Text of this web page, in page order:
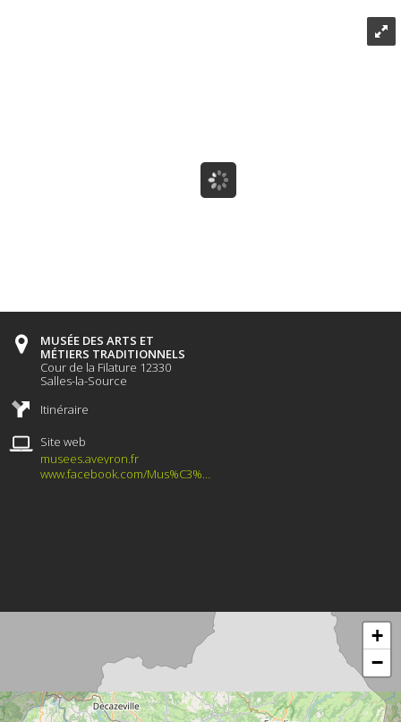
MUSÉE DES ARTS ET
MÉTIERS TRADITIONNELS
Cour de la Filature 12330
Salles-la-Source
Itinéraire
Site web
musees.aveyron.fr
www.facebook.com/Mus%C3%A9es-d%C3%A9partementaux-Salles-la-Source-Montrozier-Espalion-111338317304626/
+
−